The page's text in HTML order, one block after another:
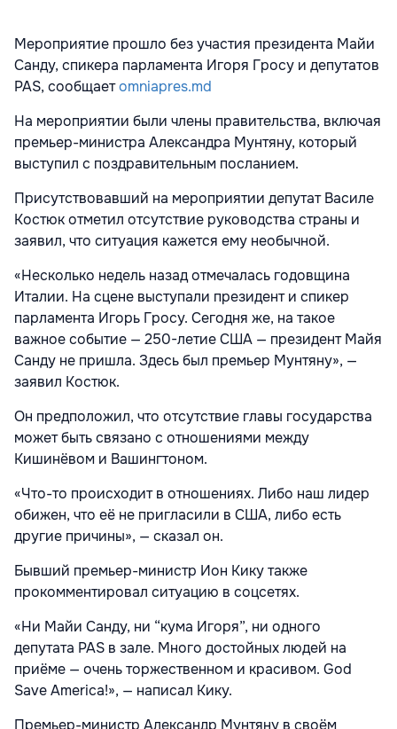
Мероприятие прошло без участия президента Майи
Санду, спикера парламента Игоря Гросу и депутатов
PAS, сообщаетomniapres.md
На мероприятии были члены правительства, включая
премьер-министра Александра Мунтяну, который
выступил с поздравительным посланием.
Присутствовавший на мероприятии депутат Василе
Костюк отметил отсутствие руководства страны и
заявил, что ситуация кажется ему необычной.
«Несколько недель назад отмечалась годовщина
Италии. На сцене выступали президент и спикер
парламента Игорь Гросу. Сегодня же, на такое
важное событие — 250-летие США — президент Майя
Санду не пришла. Здесь был премьер Мунтяну», —
заявил Костюк.
Он предположил, что отсутствие главы государства
может быть связано с отношениями между
Кишинёвом и Вашингтоном.
«Что-то происходит в отношениях. Либо наш лидер
обижен, что её не пригласили в США, либо есть
другие причины», — сказал он.
Бывший премьер-министр Ион Кику также
прокомментировал ситуацию в соцсетях.
«Ни Майи Санду, ни “кума Игоря”, ни одного
депутата PAS в зале. Много достойных людей на
приёме — очень торжественном и красивом. God
Save America!», — написал Кику.
Премьер-министр Александр Мунтяну в своём